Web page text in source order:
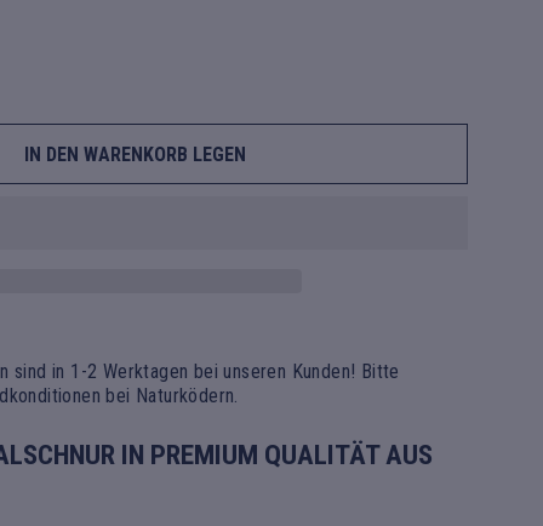
IN DEN WARENKORB LEGEN
sind in 1-2 Werktagen bei unseren Kunden! Bitte
bei Naturködern.
IN PREMIUM QUALITÄT AUS